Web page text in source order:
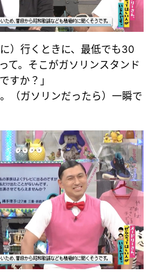
）行くときに、最低でも30
て。そこがガソリンスタンド
すか？」
（ガソリンだったら）一瞬で